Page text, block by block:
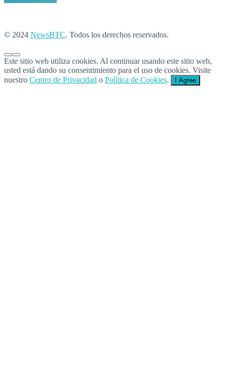
© 2024 NewsBTC. Todos los derechos reservados.
Este sitio web utiliza cookies. Al continuar usando este sitio web,
usted está dando su consentimiento para el uso de cookies. Visite
nuestro Centro de Privacidad o Política de Cookies. I Agree